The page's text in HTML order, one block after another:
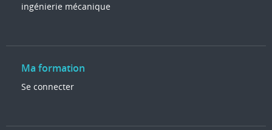
ingénierie mécanique
Ma formation
Se connecter